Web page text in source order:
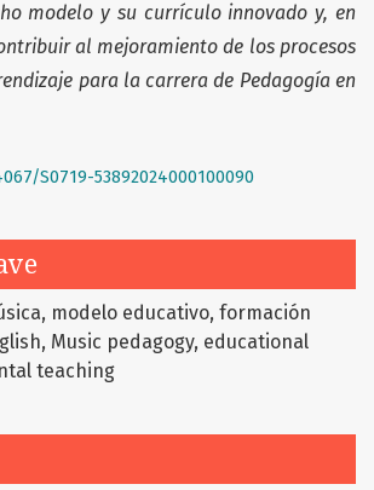
modelo educativo, formación
Music pedagogy, educational
teaching
modelo y su currículo innovado y, en
al mejoramiento de los procesos
para la carrera de Pedagogía en
S0719-53892024000100090